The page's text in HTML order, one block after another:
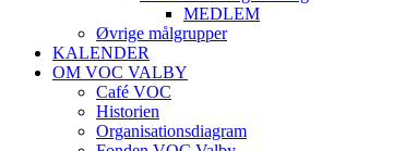
MEDLEM
Øvrige målgrupper
KALENDER
OM VOC VALBY
Café VOC
Historien
Organisationsdiagram